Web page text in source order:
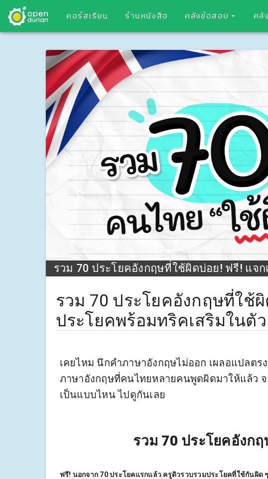
คอร์สเรียน ร้านหนังสือ คลังข้อสอบ คลั
รวม 70 ประโยคอังกฤษที่ใช้ผิดบ่อย! ฟรี! แจ
รวม 70 ประโยคอังกฤษที่ใช้
ประโยคพร้อมทริคเสริมในตัว
เคยไหม นึกคำภาษาอังกฤษไม่ออก เผลอแปลต
ภาษาอังกฤษที่คนไทยหลายคนพูดผิดมาให้แล้ว
เป็นแบบไหน ไปดูกันเลย
รวม 70 ประโยคอังก
ฟรี! นอกจาก 70 ประโยคแรกแล้ว ครูดิวรวบรวมประโยคที่ใช้กันผิด